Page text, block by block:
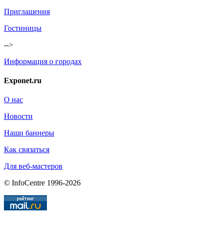
Приглашения
Гостиницы
-->
Информация о городах
Exponet.ru
О нас
Новости
Наши баннеры
Как связаться
Для веб-мастеров
© InfoCentre 1996-2026